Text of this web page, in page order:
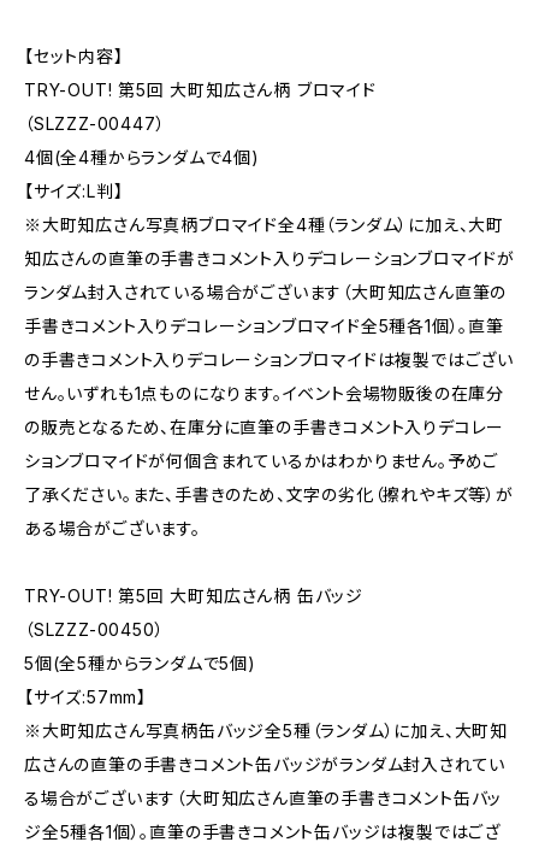
【セット内容】
TRY-OUT! 第5回 大町知広さん柄 ブロマイド
（SLZZZ-00447）
4個(全4種からランダムで4個)
【サイズ:L判】
※大町知広さん写真柄ブロマイド全4種（ランダム）に加え、大町
知広さんの直筆の手書きコメント入りデコレーションブロマイドが
ランダム封入されている場合がございます（大町知広さん直筆の
手書きコメント入りデコレーションブロマイド全5種各1個）。直筆
の手書きコメント入りデコレーションブロマイドは複製ではござい
せん。いずれも1点ものになります。イベント会場物販後の在庫分
の販売となるため、在庫分に直筆の手書きコメント入りデコレー
ションブロマイドが何個含まれているかはわかりません。予めご
了承ください。また、手書きのため、文字の劣化（擦れやキズ等）が
ある場合がございます。
TRY-OUT! 第5回 大町知広さん柄 缶バッジ
（SLZZZ-00450）
5個(全5種からランダムで5個)
【サイズ:57mm】
※大町知広さん写真柄缶バッジ全5種（ランダム）に加え、大町知
広さんの直筆の手書きコメント缶バッジがランダム封入されてい
る場合がございます（大町知広さん直筆の手書きコメント缶バッ
ジ全5種各1個）。直筆の手書きコメント缶バッジは複製ではござ